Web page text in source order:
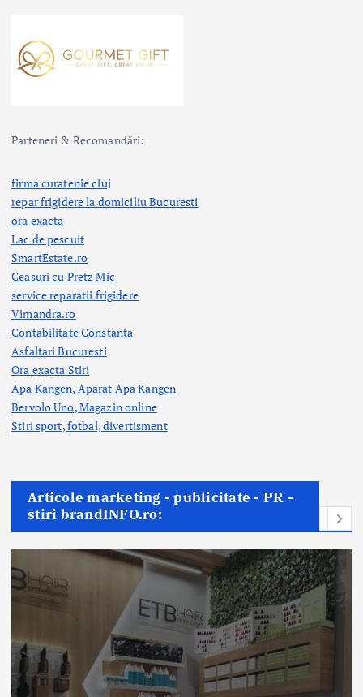
Parteneri & Recomandări:
firma curatenie cluj
repar frigidere la domiciliu Bucuresti
ora exacta
Lac de pescuit
SmartEstate.ro
Ceasuri cu Pretz Mic
service reparatii frigidere
Vimandra.ro
Contabilitate Constanta
Asfaltari Bucuresti
Ora exacta Stiri
Apa Kangen, Aparat Apa Kangen
Bervolo Uno, Magazin online
Stiri sport, fotbal,divertisment
Articole marketing - publicitate - PR -
stiri brandINFO.ro: